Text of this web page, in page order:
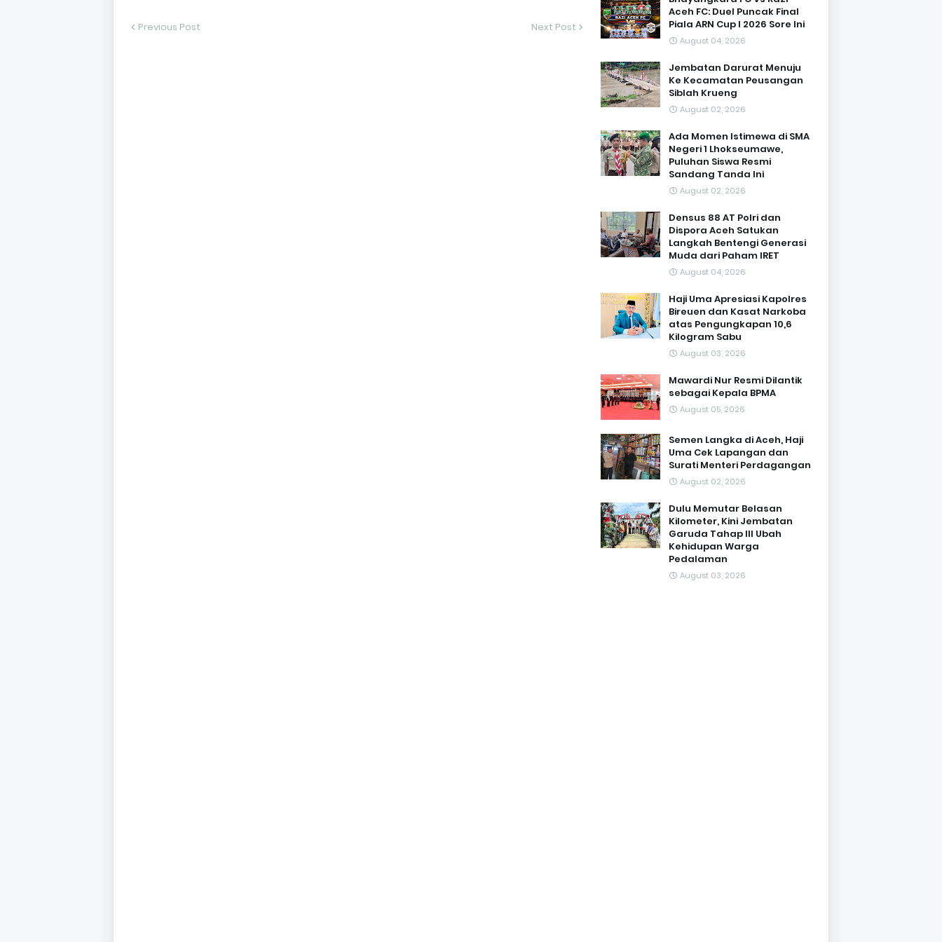
Previous Post Next Post
Aceh FC: Duel Puncak Final
Piala ARN Cup I 2026 Sore Ini
August 04, 2026
Jembatan Darurat Menuju
Ke Kecamatan Peusangan
Siblah Krueng
August 02, 2026
Ada Momen Istimewa di SMA
Negeri 1 Lhokseumawe,
Puluhan Siswa Resmi
Sandang Tanda Ini
August 02, 2026
Densus 88 AT Polri dan
Dispora Aceh Satukan
Langkah Bentengi Generasi
Muda dari Paham IRET
August 04, 2026
Haji Uma Apresiasi Kapolres
Bireuen dan Kasat Narkoba
atas Pengungkapan 10,6
Kilogram Sabu
August 03, 2026
Mawardi Nur Resmi Dilantik
sebagai Kepala BPMA
August 05, 2026
Semen Langka di Aceh, Haji
Uma Cek Lapangan dan
Surati Menteri Perdagangan
August 02, 2026
Dulu Memutar Belasan
Kilometer, Kini Jembatan
Garuda Tahap III Ubah
Kehidupan Warga
Pedalaman ‎
August 03, 2026